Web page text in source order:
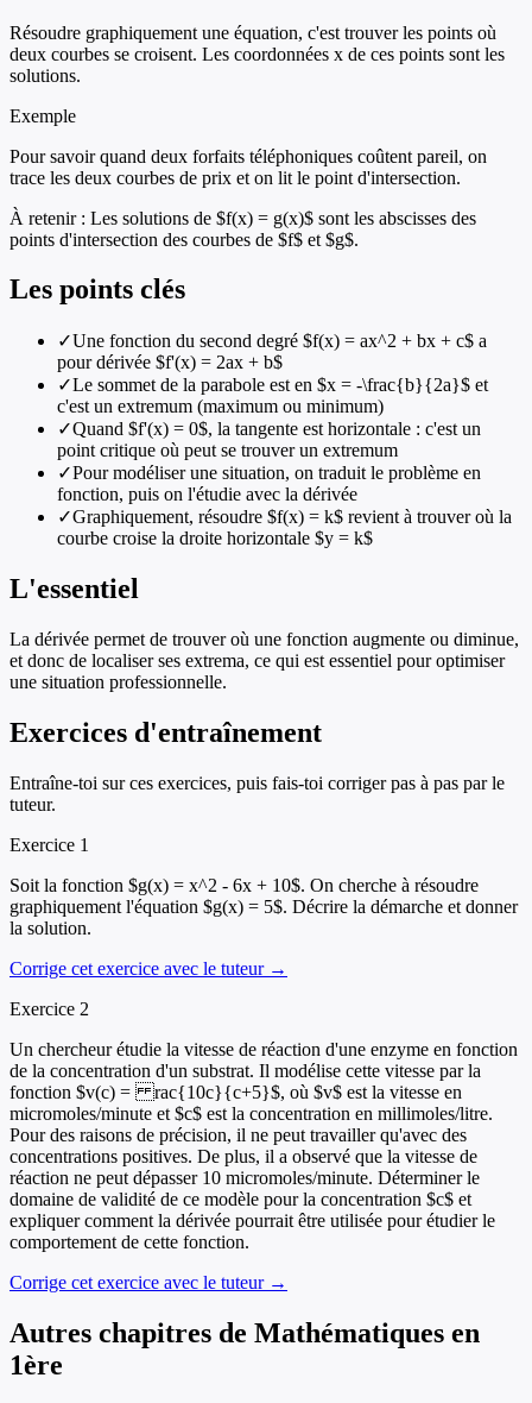
Résoudre graphiquement une équation, c'est trouver les points où
deux courbes se croisent. Les coordonnées x de ces points sont les
solutions.
Exemple
Pour savoir quand deux forfaits téléphoniques coûtent pareil, on
trace les deux courbes de prix et on lit le point d'intersection.
À retenir : Les solutions de $f(x) = g(x)$ sont les abscisses des
points d'intersection des courbes de $f$ et $g$.
Les points clés
✓Une fonction du second degré $f(x) = ax^2 + bx + c$ a
pour dérivée $f'(x) = 2ax + b$
✓Le sommet de la parabole est en $x = -\frac{b}{2a}$ et
c'est un extremum (maximum ou minimum)
✓Quand $f'(x) = 0$, la tangente est horizontale : c'est un
point critique où peut se trouver un extremum
✓Pour modéliser une situation, on traduit le problème en
fonction, puis on l'étudie avec la dérivée
✓Graphiquement, résoudre $f(x) = k$ revient à trouver où la
courbe croise la droite horizontale $y = k$
L'essentiel
La dérivée permet de trouver où une fonction augmente ou diminue,
et donc de localiser ses extrema, ce qui est essentiel pour optimiser
une situation professionnelle.
Exercices d'entraînement
Entraîne-toi sur ces exercices, puis fais-toi corriger pas à pas par le
tuteur.
Exercice 1
Soit la fonction $g(x) = x^2 - 6x + 10$. On cherche à résoudre
graphiquement l'équation $g(x) = 5$. Décrire la démarche et donner
la solution.
Corrige cet exercice avec le tuteur →
Exercice 2
Un chercheur étudie la vitesse de réaction d'une enzyme en fonction
de la concentration d'un substrat. Il modélise cette vitesse par la
fonction $v(c) = rac{10c}{c+5}$, où $v$ est la vitesse en
micromoles/minute et $c$ est la concentration en millimoles/litre.
Pour des raisons de précision, il ne peut travailler qu'avec des
concentrations positives. De plus, il a observé que la vitesse de
réaction ne peut dépasser 10 micromoles/minute. Déterminer le
domaine de validité de ce modèle pour la concentration $c$ et
expliquer comment la dérivée pourrait être utilisée pour étudier le
comportement de cette fonction.
Corrige cet exercice avec le tuteur →
Autres chapitres de Mathématiques en
1ère